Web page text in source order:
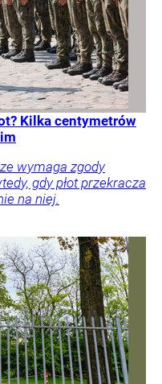
Kilka centymetrów
wymaga zgody
gdy płot przekracza
na niej.